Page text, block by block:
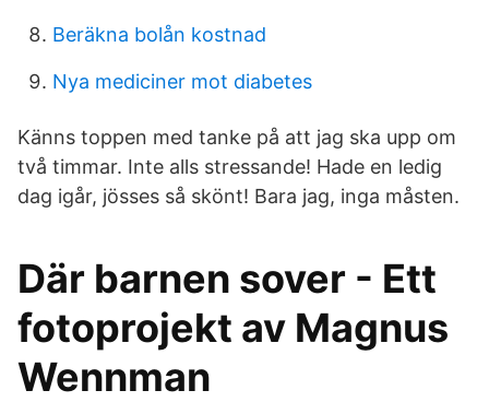
Beräkna bolån kostnad
Nya mediciner mot diabetes
Känns toppen med tanke på att jag ska upp om
två timmar. Inte alls stressande! Hade en ledig
dag igår, jösses så skönt! Bara jag, inga måsten.
Där barnen sover - Ett
fotoprojekt av Magnus
Wennman